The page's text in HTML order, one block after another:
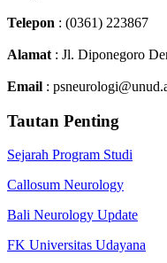
Telepon : (0361) 223867
Alamat : Jl. Diponegoro
Email :
Tautan Penting
Sejarah Program Studi
Callosum Neurology
Bali Neurology Update
FK Universitas Udayana